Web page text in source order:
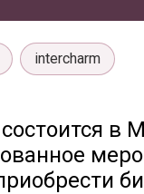
intercharm
в